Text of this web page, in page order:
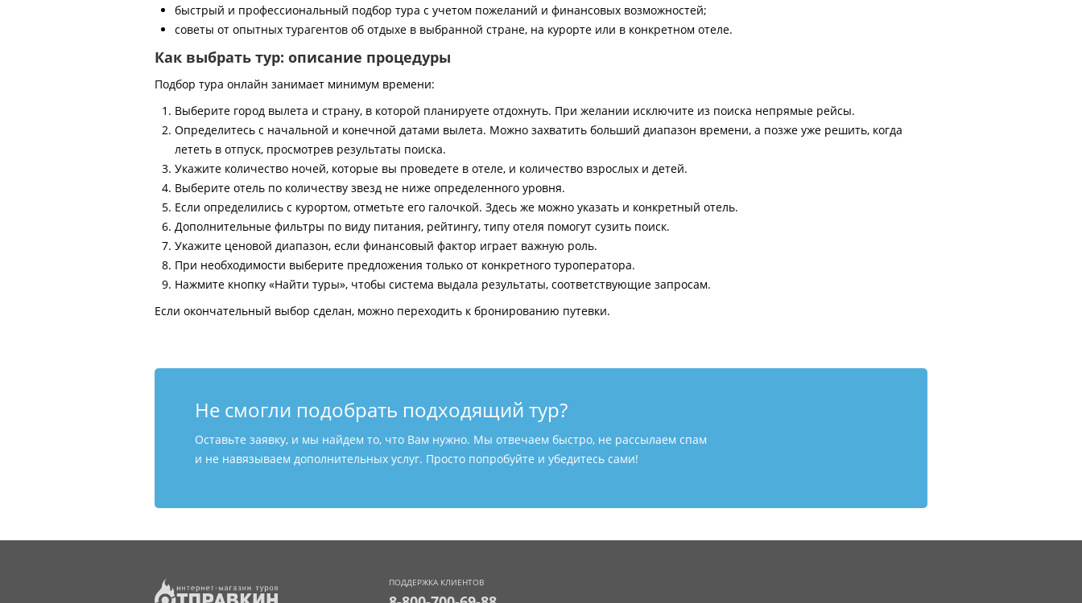
быстрый и профессиональный подбор тура с учетом пожеланий и финансовых возможностей;
советы от опытных турагентов об отдыхе в выбранной стране, на курорте или в конкретном отеле.
Как выбрать тур: описание процедуры
Подбор тура онлайн занимает минимум времени:
Выберите город вылета и страну, в которой планируете отдохнуть. При желании исключите из поиска непрямые рейсы.
Определитесь с начальной и конечной датами вылета. Можно захватить больший диапазон времени, а позже уже решить, когда
лететь в отпуск, просмотрев результаты поиска.
Укажите количество ночей, которые вы проведете в отеле, и количество взрослых и детей.
Выберите отель по количеству звезд не ниже определенного уровня.
Если определились с курортом, отметьте его галочкой. Здесь же можно указать и конкретный отель.
Дополнительные фильтры по виду питания, рейтингу, типу отеля помогут сузить поиск.
Укажите ценовой диапазон, если финансовый фактор играет важную роль.
При необходимости выберите предложения только от конкретного туроператора.
Нажмите кнопку «Найти туры», чтобы система выдала результаты, соответствующие запросам.
Если окончательный выбор сделан, можно переходить к бронированию путевки.
Не смогли подобрать подходящий тур?
Оставьте заявку, и мы найдем то, что Вам нужно. Мы отвечаем быстро, не рассылаем спам
и не навязываем дополнительных услуг. Просто попробуйте и убедитесь сами!
ПОДДЕРЖКА КЛИЕНТОВ